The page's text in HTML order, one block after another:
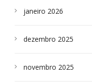
janeiro 2026
dezembro 2025
novembro 2025